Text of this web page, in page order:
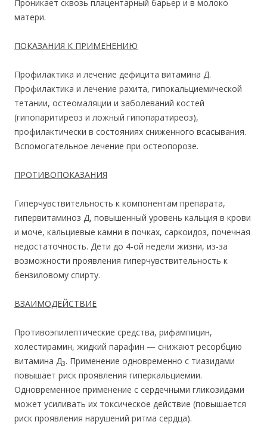
Проникает сквозь плацентарный барьер и в молоко
матери.
ПОКАЗАНИЯ К ПРИМЕНЕНИЮ
Профилактика и лечение дефицита витамина Д.
Профилактика и лечение рахита, гипокальциемической
тетании, остеомаляции и заболеваний костей
(гипопаритиреоз и ложный гипопаратиреоз),
профилактически в состояниях сниженного всасывания.
Вспомогательное лечение при остеопорозе.
ПРОТИВОПОКАЗАНИЯ
Гиперчувствительность к компонентам препарата,
гипервитаминоз Д, повышенный уровень кальция в крови
и моче, кальциевые камни в почках, саркоидоз, почечная
недостаточность. Дети до 4-ой недели жизни, из-за
возможности проявления гиперчувствительность к
бензиловому спирту.
ВЗАИМОДЕЙСТВИЕ
Противоэпилептические средства, рифампицин,
холестирамин, жидкий парафин — снижают ресорбцию
витамина Д3. Применение одновременно с тиазидами
повышает риск проявления гиперкальциемии.
Одновременное применение с сердечными гликозидами
может усиливать их токсическое действие (повышается
риск проявления нарушений ритма сердца).